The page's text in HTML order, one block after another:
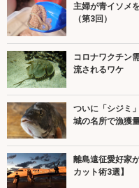
主婦が青イソメ
（第3回）
コロナワクチン
流されるワケ
ついに「シジミ
城の名所で漁獲
離島遠征愛好家
カット術3選】